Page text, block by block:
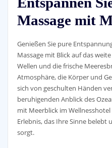
Massage mit
Genießen Sie pure
Massage mit Blick auf das
Wellen und die frische
Atmosphäre, die Körper und
sich von geschulten Händen
beruhigenden Anblick des
mit Meerblick im
Erlebnis, das Ihre Sinne
sorgt.